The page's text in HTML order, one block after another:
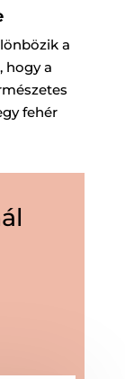
a
hogy a
fehér